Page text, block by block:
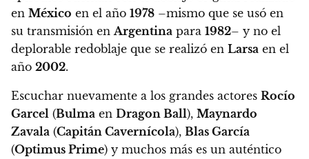
en México en el año 1978 –mismo que se usó en
su transmisión enArgentina para 1982– y no el
deplorable redoblaje que se realizó en Larsa en el
año 2002.
Escuchar nuevamente a los grandes actores Rocío
Garcel (Bulma en Dragon Ball), Maynardo
Zavala (Capitán Cavernícola), Blas García
(Optimus Prime) y muchos más es un auténtico